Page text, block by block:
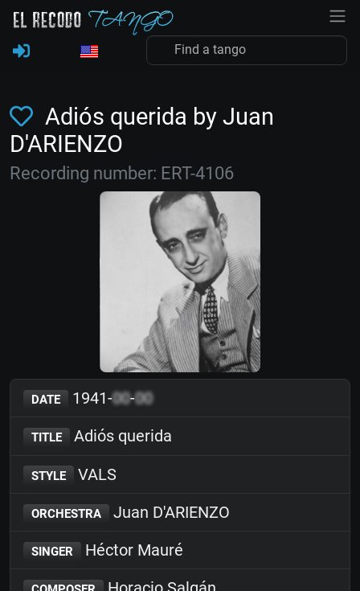
Adiós querida by Juan
D'ARIENZO
Recording number: ERT-4106
DATE 1941-00-00
TITLE Adiós querida
STYLE VALS
ORCHESTRA Juan D'ARIENZO
SINGER Héctor Mauré